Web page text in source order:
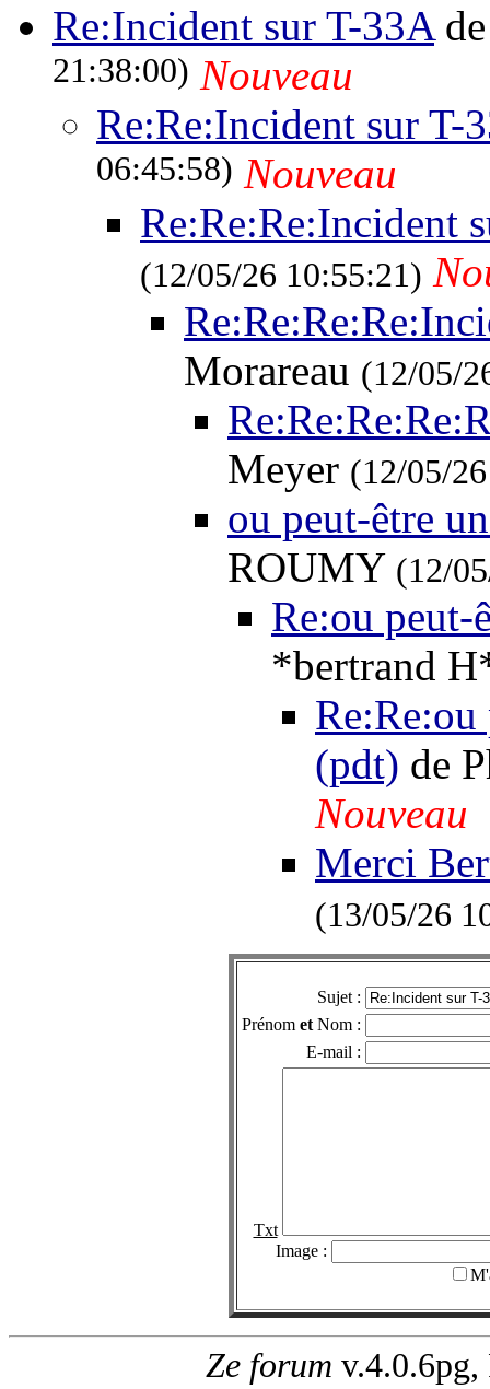
Re:Incident sur T-33A
21:38:00) Nouveau
Re:Re:Incident sur T-
06:45:58) Nouveau
Re:Re:Re:Incident
(12/05/26 10:55:21)
Morareau (12/05/
Meyer (12/05/
ou peut-être
ROUMY (12/
Re:ou
*bertrand
(pdt) de
Nouveau
Merci
(13/05/26
Sujet :
Prénom et Nom :
E-mail :
Txt
Image :
Ze forum